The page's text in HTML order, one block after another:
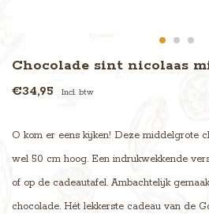
Chocolade sint nicolaas
€34,95 Incl. btw
O kom er eens kijken! Deze middelgrote
wel 50 cm hoog. Een indrukwekkende
of op de cadeautafel. Ambachtelijk
chocolade. Hét lekkerste cadeau van de